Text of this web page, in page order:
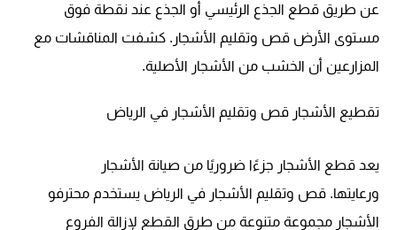
عن طريق قطع الجذع الرئيسي أو الجذع عند نقطة فوق
مستوى الأرض قص وتقليم الأشجار. كشفت المناقشات مع
المزارعين أن الخشب من الأشجار الأصلية.
تقطيع الأشجار قص وتقليم الأشجار في الرياض
يعد قطع الأشجار جزءًا ضروريًا من صيانة الأشجار
ورعايتها. قص وتقليم الأشجار في الرياض يستخدم محترفو
الأشجار مجموعة متنوعة من طرق القطع لإزالة الفروع